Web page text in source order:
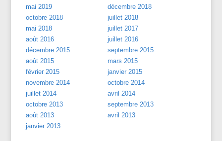
mai 2019
décembre 2018
octobre 2018
juillet 2018
mai 2018
juillet 2017
août 2016
juillet 2016
décembre 2015
septembre 2015
août 2015
mars 2015
février 2015
janvier 2015
novembre 2014
octobre 2014
juillet 2014
avril 2014
octobre 2013
septembre 2013
août 2013
avril 2013
janvier 2013